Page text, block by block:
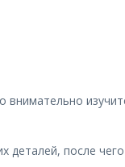
внимательно
деталей, после